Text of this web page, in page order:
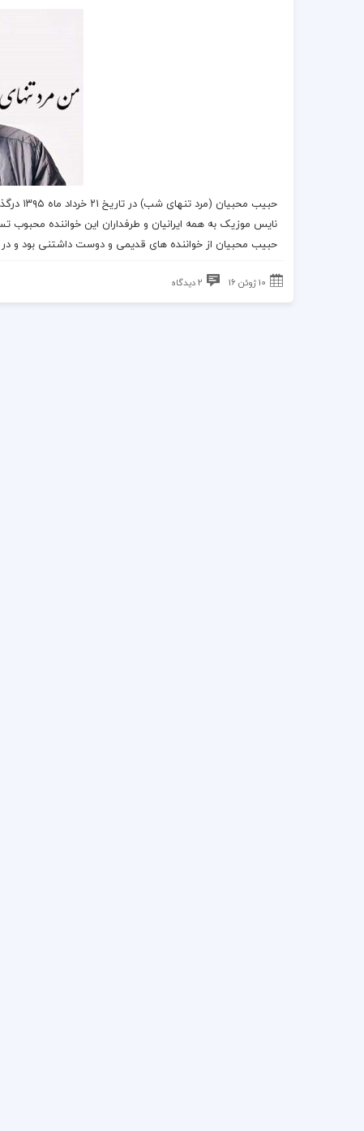
حبیب محبیان (مرد تنهای شب) در تاریخ ۲۱ خرداد ماه ۱۳۹۵
نایس موزیک به همه ایرانیان و طرفداران اینخواننده محبوب
حبیب محبیان ازخواننده های قدیمی و دوست داشتنی بود و در سن ۶۳
10 ژوئن 16 2 دیدگاه